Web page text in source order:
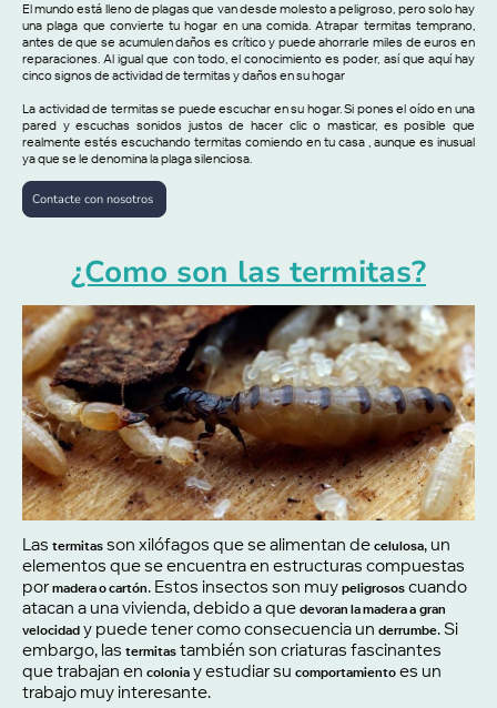
El mundo está lleno de plagas que van desde molesto a peligroso, pero solo hay
una plaga que convierte tu hogar en una comida. Atrapar termitas temprano,
antes de que se acumulen daños es crítico y puede ahorrarle miles de euros en
reparaciones. Al igual que con todo, el conocimiento es poder, así que aquí hay
cinco signos de actividad de termitas y daños en su hogar
La actividad de termitas se puede escuchar en su hogar. Si pones el oído en una
pared y escuchas sonidos justos de hacer clic o masticar, es posible que
realmente estés escuchando termitas comiendo en tu casa , aunque es inusual
ya que se le denomina la plaga silenciosa.
Contacte con nosotros
¿Como son las termitas?
Las termitas son xilófagos que se alimentan de celulosa, un
elementos que se encuentra en estructuras compuestas
por madera o cartón. Estos insectos son muy peligrosos cuando
atacan a una vivienda, debido a que devoran la madera a gran
velocidad y puede tener como consecuencia un derrumbe. Si
embargo, las termitas también son criaturas fascinantes
que trabajan en colonia y estudiar su comportamiento es un
trabajo muy interesante.